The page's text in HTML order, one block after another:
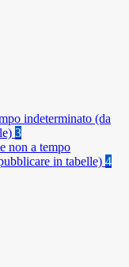
indeterminato (da
3
non a tempo
in tabelle) 4